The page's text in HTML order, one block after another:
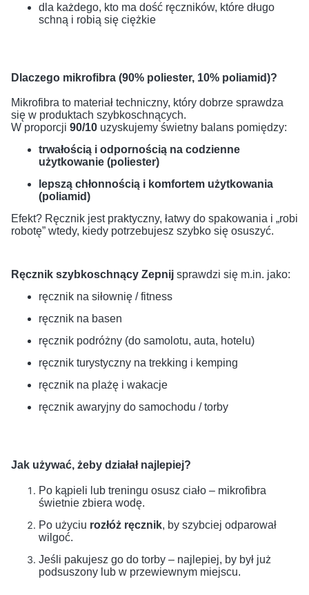
dla każdego, kto ma dość ręczników, które długo
schną i robią się ciężkie
Dlaczego mikrofibra (90% poliester, 10% poliamid)?
Mikrofibra to materiał techniczny, który dobrze sprawdza
się w produktach szybkoschnących.
W proporcji 90/10 uzyskujemy świetny balans pomiędzy:
trwałością i odpornością na codzienne
użytkowanie (poliester)
lepszą chłonnością i komfortem użytkowania
(poliamid)
Efekt? Ręcznik jest praktyczny, łatwy do spakowania i „robi
robotę” wtedy, kiedy potrzebujesz szybko się osuszyć.
Ręcznik szybkoschnący Zepnij sprawdzi się m.in. jako:
ręcznik na siłownię / fitness
ręcznik na basen
ręcznik podróżny (do samolotu, auta, hotelu)
ręcznik turystyczny na trekking i kemping
ręcznik na plażę i wakacje
ręcznik awaryjny do samochodu / torby
Jak używać, żeby działał najlepiej?
Po kąpieli lub treningu osusz ciało – mikrofibra
świetnie zbiera wodę.
Po użyciu rozłóż ręcznik, by szybciej odparował
wilgoć.
Jeśli pakujesz go do torby – najlepiej, by był już
podsuszony lub w przewiewnym miejscu.